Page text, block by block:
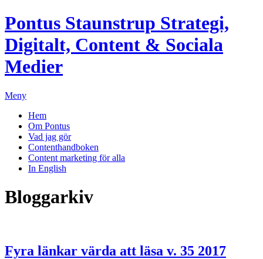
Pontus Staunstrup Strategi,
Digitalt, Content & Sociala
Medier
Meny
Hem
Om Pontus
Vad jag gör
Contenthandboken
Content marketing för alla
In English
Bloggarkiv
Fyra länkar värda att läsa v. 35 2017